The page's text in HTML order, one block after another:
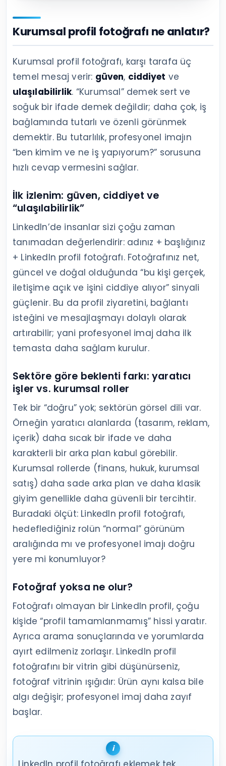
Kurumsal profil fotoğrafı ne anlatır?
Kurumsal profil fotoğrafı, karşı tarafa üç
temel mesaj verir: güven, ciddiyet ve
ulaşılabilirlik. “Kurumsal” demek sert ve
soğuk bir ifade demek değildir; daha çok, iş
bağlamında tutarlı ve özenli görünmek
demektir. Bu tutarlılık, profesyonel imajın
“ben kimim ve ne iş yapıyorum?” sorusuna
hızlı cevap vermesini sağlar.
İlk izlenim: güven, ciddiyet ve
“ulaşılabilirlik”
LinkedIn’de insanlar sizi çoğu zaman
tanımadan değerlendirir: adınız + başlığınız
+ LinkedIn profil fotoğrafı. Fotoğrafınız net,
güncel ve doğal olduğunda “bu kişi gerçek,
iletişime açık ve işini ciddiye alıyor” sinyali
güçlenir. Bu da profil ziyaretini, bağlantı
isteğini ve mesajlaşmayı dolaylı olarak
artırabilir; yani profesyonel imaj daha ilk
temasta daha sağlam kurulur.
Sektöre göre beklenti farkı: yaratıcı
işler vs. kurumsal roller
Tek bir “doğru” yok; sektörün görsel dili var.
Örneğin yaratıcı alanlarda (tasarım, reklam,
içerik) daha sıcak bir ifade ve daha
karakterli bir arka plan kabul görebilir.
Kurumsal rollerde (finans, hukuk, kurumsal
satış) daha sade arka plan ve daha klasik
giyim genellikle daha güvenli bir tercihtir.
Buradaki ölçüt: LinkedIn profil fotoğrafı,
hedeflediğiniz rolün “normal” görünüm
aralığında mı ve profesyonel imajı doğru
yere mi konumluyor?
Fotoğraf yoksa ne olur?
Fotoğrafı olmayan bir LinkedIn profil, çoğu
kişide “profil tamamlanmamış” hissi yaratır.
Ayrıca arama sonuçlarında ve yorumlarda
ayırt edilmeniz zorlaşır. LinkedIn profil
fotoğrafını bir vitrin gibi düşünürseniz,
fotoğraf vitrinin ışığıdır: Ürün aynı kalsa bile
algı değişir; profesyonel imaj daha zayıf
başlar.